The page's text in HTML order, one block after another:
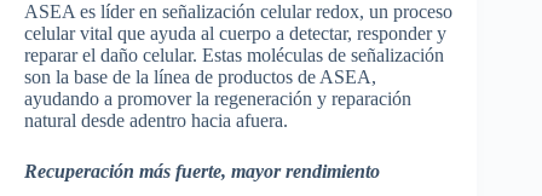
ASEA es líder en señalización celular redox, un proceso
celular vital que ayuda al cuerpo a detectar, responder y
reparar el daño celular. Estas moléculas de señalización
son la base de la línea de productos de ASEA,
ayudando a promover la regeneración y reparación
natural desde adentro hacia afuera.
Recuperación más fuerte, mayor rendimiento